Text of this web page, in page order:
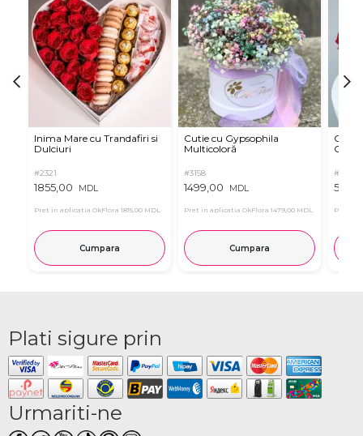
Inima Mare cu Trandafiri si
Dulciuri
#2321
1855,00 MDL
Pret in aplicatia OkFlora 1815,00 MDL
Cumpara
Cutie cu Gypsophila
Multicoloră
#3158
1499,00 MDL
Pret in aplicatia OkFlora 1479,00 MDL
Cumpara
Cutie
#2515
Pret in
Plati sigure prin
Urmariti-ne